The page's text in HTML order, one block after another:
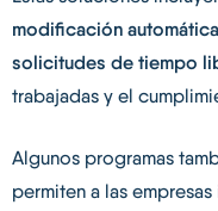
modificación
solicitudes de tiempo
trabajadas y el
Algunos programas
permiten a las